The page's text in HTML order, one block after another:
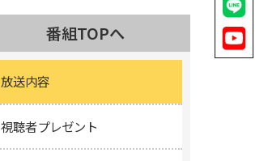
番組TOPへ
放送内容
視聴者プレゼント